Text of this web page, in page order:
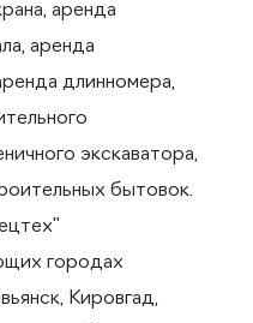
аренда
аренда
длинномера,
экскаватора,
бытовок.
городах
Кировгад,